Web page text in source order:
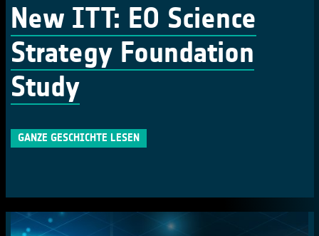
New ITT: EO Science
Strategy Foundation
Study
GANZE GESCHICHTE LESEN